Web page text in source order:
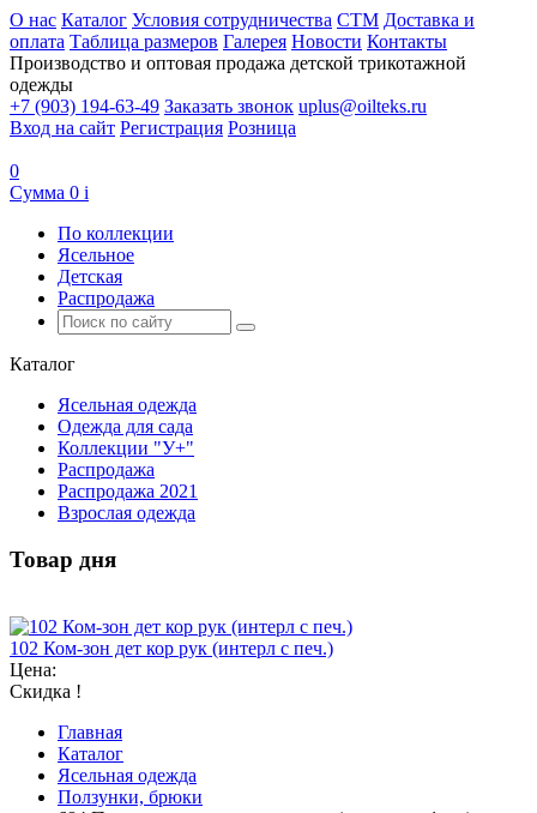
О нас Каталог Условия сотрудничества CTM Доставка и
оплата Таблица размеров Галерея Новости Контакты
Производство и оптовая продажа детской трикотажной
одежды
+7 (903) 194-63-49 Заказать звонок uplus@oilteks.ru
Вход на сайт Регистрация Розница
0
Сумма 0 i
По коллекции
Ясельное
Детская
Распродажа
Каталог
Ясельная одежда
Одежда для сада
Коллекции "У+"
Распродажа
Распродажа 2021
Взрослая одежда
Товар дня
102 Ком-зон дет кор рук (интерл с печ.)
Цена:
Скидка !
Главная
Каталог
Ясельная одежда
Ползунки, брюки